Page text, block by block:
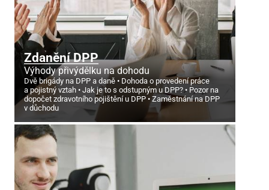
Zdanění DPP
Výhody přivýdělku na dohodu
Dvě brigády na DPP a daně
Dohoda o provedení práce
a pojistný vztah
Jak je to s odstupným u DPP?
Pozor na
dopočet zdravotního pojištění u DPP
Zaměstnání na DPP
v důchodu